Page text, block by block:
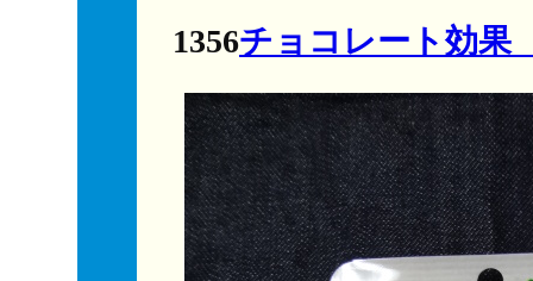
1356チョコレート効果